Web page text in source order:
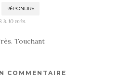
RÉPONDRE
h 10 min
Touchant
COMMENTAIRE